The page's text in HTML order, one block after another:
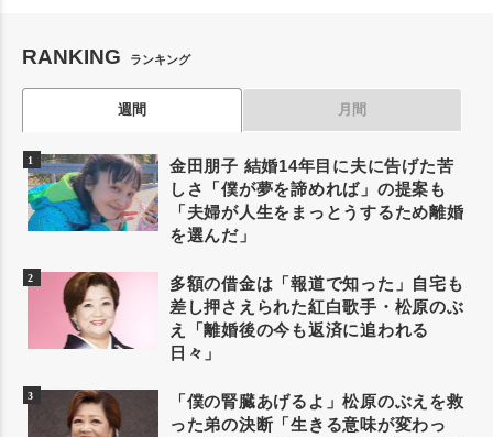
RANKING ランキング
週間 月間
金田朋子 結婚14年目に夫に告げた苦
しさ「僕が夢を諦めれば」の提案も
「夫婦が人生をまっとうするため離婚
を選んだ」
多額の借金は「報道で知った」自宅も
差し押さえられた紅白歌手・松原のぶ
え「離婚後の今も返済に追われる
日々」
「僕の腎臓あげるよ」松原のぶえを救
った弟の決断「生きる意味が変わっ